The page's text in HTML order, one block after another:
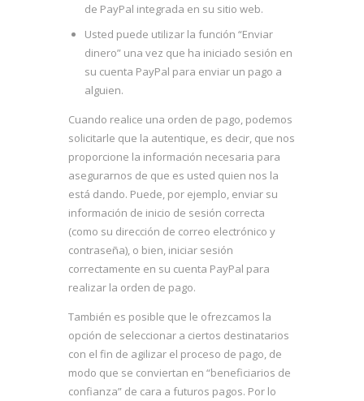
de PayPal integrada en su sitio web.
Usted puede utilizar la función “Enviar
dinero” una vez que ha iniciado sesión en
su cuenta PayPal para enviar un pago a
alguien.
Cuando realice una orden de pago, podemos
solicitarle que la autentique, es decir, que nos
proporcione la información necesaria para
asegurarnos de que es usted quien nos la
está dando. Puede, por ejemplo, enviar su
información de inicio de sesión correcta
(como su dirección de correo electrónico y
contraseña), o bien, iniciar sesión
correctamente en su cuenta PayPal para
realizar la orden de pago.
También es posible que le ofrezcamos la
opción de seleccionar a ciertos destinatarios
con el fin de agilizar el proceso de pago, de
modo que se conviertan en “beneficiarios de
confianza” de cara a futuros pagos. Por lo